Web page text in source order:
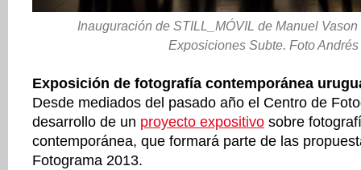
Inauguración de STILL_MÓVIL de Manuel
Exposiciones Subte. Foto
Exposición de fotografía contemporánea
Desde mediados del pasado año el Centro de
desarrollo de un proyecto expositivo sobre
contemporánea, que formará parte de las
Fotograma 2013.